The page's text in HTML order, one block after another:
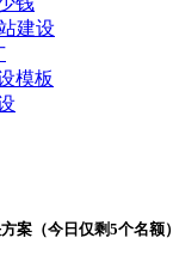
建设
模板
案（今日仅剩5个名额）